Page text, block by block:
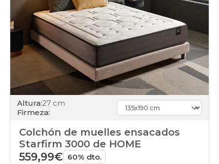
Altura:27 cm
Firmeza:
Colchón de muelles ensacados
Starfirm 3000 de HOME
559,99€ 60% dto.